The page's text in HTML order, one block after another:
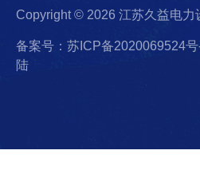
Copyright © 2026 江苏久益电力
备案号：苏ICP备2020069524号
陆